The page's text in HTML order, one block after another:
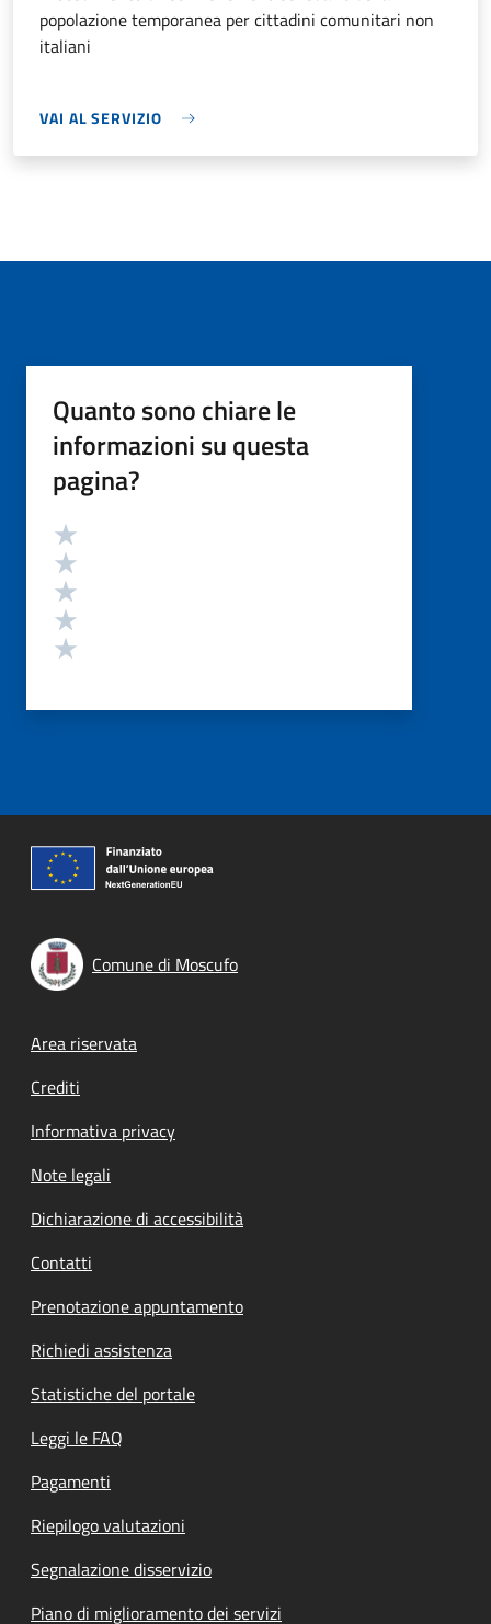
popolazione temporanea per cittadini comunitari non
italiani
VAI AL SERVIZIO
Quanto sono chiare le
informazioni su questa
pagina?
Valutazione
Comune di Moscufo
Footer menu
Area riservata
Crediti
Informativa privacy
Note legali
Dichiarazione di accessibilità
Contatti
Prenotazione appuntamento
Richiedi assistenza
Statistiche del portale
Leggi le FAQ
Pagamenti
Riepilogo valutazioni
Segnalazione disservizio
Piano di miglioramento dei servizi